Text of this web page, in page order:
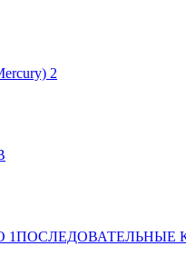
2
1ПОСЛЕДОВАТЕЛЬНЫЕ